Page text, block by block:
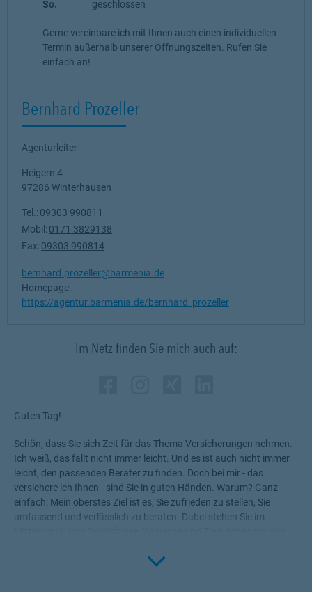
Guten Tag!
Schön, dass Sie sich Zeit für das Thema Versicherungen nehmen.
Ich weiß, das fällt nicht immer leicht. Und es ist auch nicht immer
leicht, den passenden Berater zu finden. Doch bei mir - das
versichere ich Ihnen - sind Sie in guten Händen. Warum? Ganz
einfach: Mein oberstes Ziel ist es, Sie zufrieden zu stellen, Sie
umfassend und verlässlich zu beraten. Dabei stehen Sie im
Versicherungen, die Ihnen die nötige Sicherheit geben, Ihr Leben
Click to
So.
geschlossen
Gerne vereinbare ich mit Ihnen auch einen individuellen
Termin außerhalb unserer Öffnungszeiten. Rufen Sie
einfach an!
Bernhard Prozeller
Agenturleiter
Heigern 4
97286 Winterhausen
Tel.: 09303 990811
Mobil: 0171 3829138
Fax: 09303 990814
bernhard.prozeller@barmenia.de
Homepage:
https://agentur.barmenia.de/bernhard_prozeller
Im Netz finden Sie mich auch auf: